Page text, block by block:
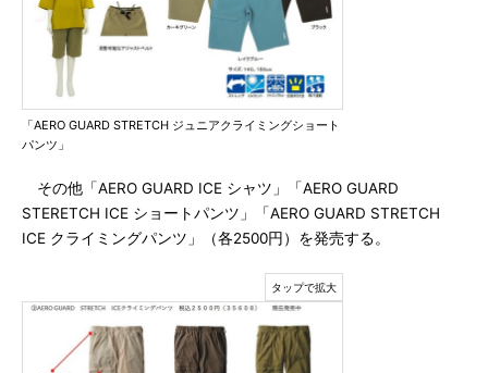
「AERO GUARD STRETCH ジュニアクライミングショート
パンツ」
その他「AERO GUARD ICE シャツ」「AERO GUARD
STERETCH ICE ショートパンツ」「AERO GUARD STRETCH
ICE クライミングパンツ」（各2500円）を発売する。